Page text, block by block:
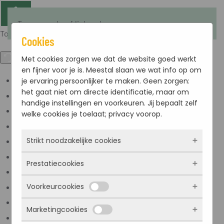
Toegankelijkheid
Kleuren omkeren
Monochroom
Donker contrast
Lage kleur verzadiging
Titels markeren
Terug naar hoofdinhoud
Cookies
Met cookies zorgen we dat de website goed werkt
en fijner voor je is. Meestal slaan we wat info op om
je ervaring persoonlijker te maken. Geen zorgen:
het gaat niet om directe identificatie, maar om
handige instellingen en voorkeuren. Jij bepaalt zelf
welke cookies je toelaat; privacy voorop.
Strikt noodzakelijke cookies
Deze cookies zorgen ervoor dat de website
überhaupt werkt. Ze zijn dus altijd actief en
kunnen niet worden uitgezet. Meestal worden
ze alleen geplaatst als jij iets doet, zoals
inloggen, een formulier invullen of je
Prestatiecookies
Met deze cookies zien we hoe vaak onze site
bezocht wordt, waar bezoekers vandaan
komen en welke pagina’s populair zijn. Zo
Voorkeurcookies
Deze cookies onthouden jouw voorkeuren.
Marketingcookies